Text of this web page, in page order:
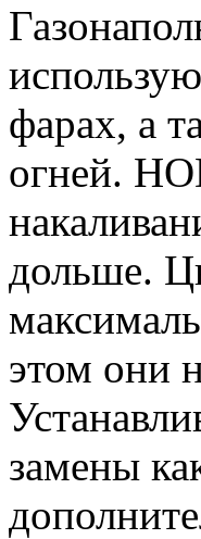
фарах, а
огней.
дольше.
этом они
замены